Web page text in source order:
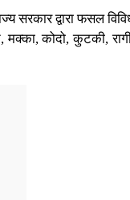
द्वारा फसल
कोदो, कुटकी,